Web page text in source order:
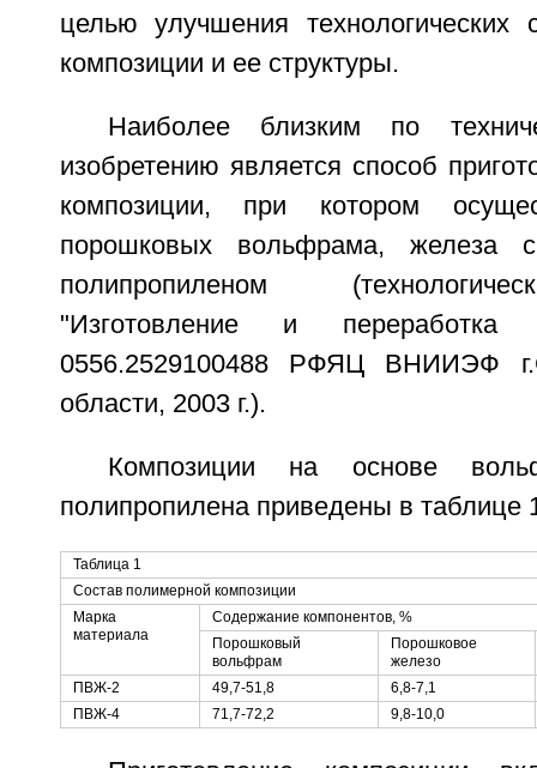
целью улучшения технологических
композиции и ее структуры.
Наиболее близким по
изобретению является способ
композиции, при котором
порошковых вольфрама, железа
полипропиленом
"Изготовление и
0556.2529100488 РФЯЦ ВНИИЭФ
области, 2003 г.).
Композиции на основе
полипропилена приведены в таблице
Таблица 1
Состав полимерной композиции
Марка
материала
Содержание компонентов, %
Порошковый
вольфрам
Порошковое
железо
ПВЖ-2
49,7-51,8
6,8-7,1
ПВЖ-4
71,7-72,2 9,8-10,0